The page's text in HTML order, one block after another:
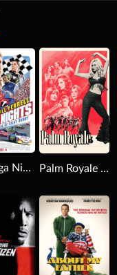
Palm Royale 2024
Talladega Nights: The Ballad of Ricky Bobby 2006